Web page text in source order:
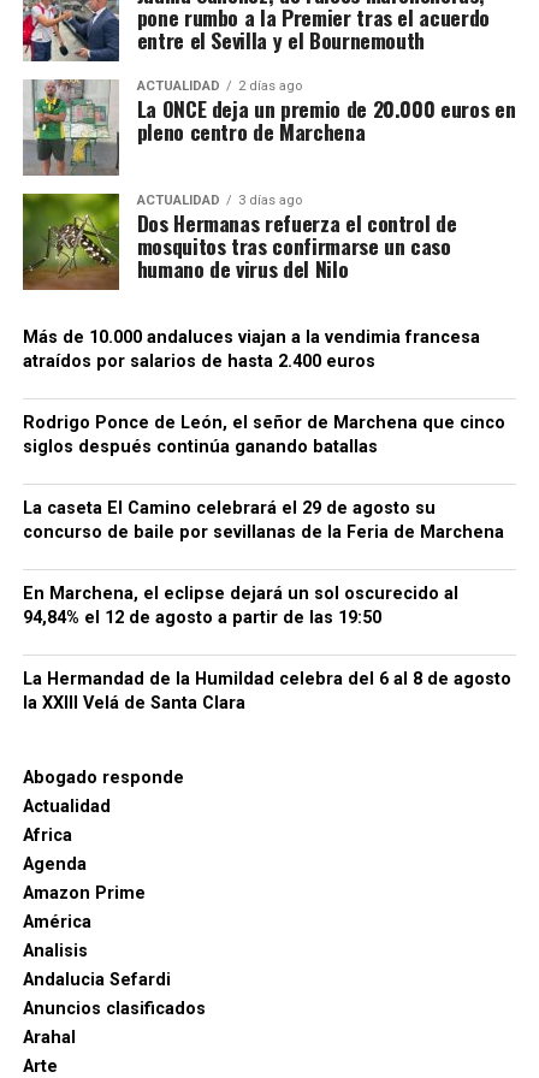
conquistador único de Setenil.
La localidad recuerda aquellos hechos en su Fiesta
de Moros y Cristianos. El pueblo se transforma en un
escenario medieval y representa escenas teatrales
relacionadas con el asedio y la entrada castellana.
Los programas municipales han incorporado
expresamente el nombre de Rodrigo Ponce de León
y su participación en la toma. Ayuntamiento de
Setenil de las Bodegas.
Alhama: la hazaña que encendió
la Guerra de Granada
Ponce de León en una figura de alcance peninsular.
La operación fue preparada con enorme secreto. Una
fuerza integrada por hombres del marqués, del
asistente de Sevilla Diego de Merlo y de otros
capitanes alcanzó de noche la fortaleza. Un grupo de
escaladores penetró en el recinto y abrió el camino
al resto de las tropas.
pone rumbo a la Premier tras el acuerdo
entre el Sevilla y el Bournemouth
ACTUALIDAD 2 días ago
La ONCE deja un premio de 20.000 euros en
pleno centro de Marchena
ACTUALIDAD 3 días ago
Dos Hermanas refuerza el control de
mosquitos tras confirmarse un caso
humano de virus del Nilo
Más de 10.000 andaluces viajan a la vendimia francesa
atraídos por salarios de hasta 2.400 euros
Rodrigo Ponce de León, el señor de Marchena que cinco
siglos después continúa ganando batallas
La caseta El Camino celebrará el 29 de agosto su
concurso de baile por sevillanas de la Feria de Marchena
En Marchena, el eclipse dejará un sol oscurecido al
94,84% el 12 de agosto a partir de las 19:50
La Hermandad de la Humildad celebra del 6 al 8 de agosto
la XXIII Velá de Santa Clara
Abogado responde
Actualidad
Africa
Agenda
Amazon Prime
América
Analisis
Andalucia Sefardi
Anuncios clasificados
Arahal
Arte